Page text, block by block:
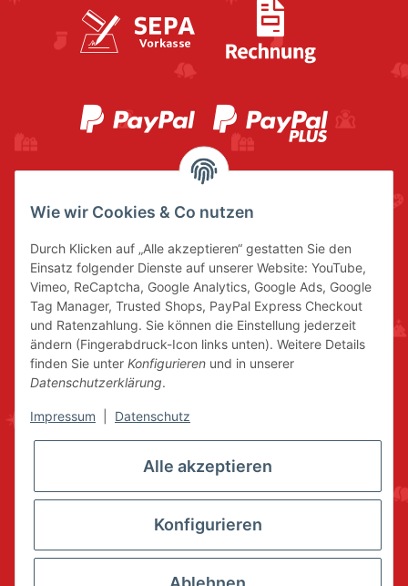
Wie wir Cookies & Co nutzen
Durch Klicken auf „Alle akzeptieren“ gestatten Sie den
Einsatz folgender Dienste auf unserer Website: YouTube,
Vimeo, ReCaptcha, Google Analytics, Google Ads, Google
Tag Manager, Trusted Shops, PayPal Express Checkout
und Ratenzahlung. Sie können die Einstellung jederzeit
ändern (Fingerabdruck-Icon links unten). Weitere Details
finden Sie unter Konfigurieren und in unserer
Datenschutzerklärung.
Impressum Datenschutz
Alle akzeptieren
Konfigurieren